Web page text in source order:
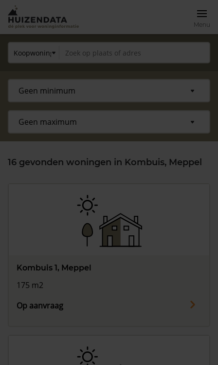
Menu
Vragen? Neem contact met ons op
Maandag t/m vrijdag - 08:00 -18:00
16 gevonden woningen in Kombuis, Meppel
Kombuis 1, Meppel
175 m2
Op aanvraag